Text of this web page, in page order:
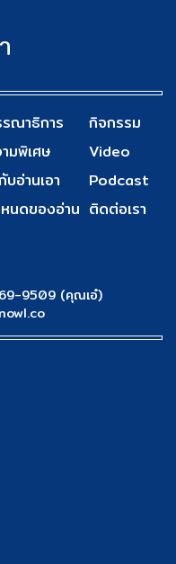
ณาธิการ
มพิเศษ
บอ่านเอา
นดของอ่าน
กิจกรรม
Video
Podcast
ติดต่อเรา
9509 (คุณเอ๋)